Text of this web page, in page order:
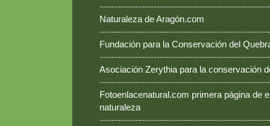
Naturaleza de Aragón.com
Fundación para la Conservación del
Asociación Zerythia para la conservación
Fotoenlacenatural.com primera página de
naturaleza